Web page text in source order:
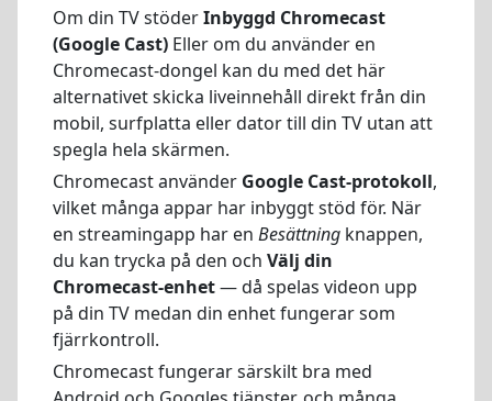
Om din TV stöderInbyggd Chromecast
(Google Cast) Eller om du använder en
Chromecast-dongel kan du med det här
alternativet skicka liveinnehåll direkt från din
mobil, surfplatta eller dator till din TV utan att
spegla hela skärmen.
Chromecast använder Google Cast-protokoll,
vilket många appar har inbyggt stöd för. När
en streamingapp har en Besättning knappen,
du kan trycka på den och Välj din
Chromecast-enhet— då spelas videon upp
på din TV medan din enhet fungerar som
fjärrkontroll.
Chromecast fungerar särskilt bra med